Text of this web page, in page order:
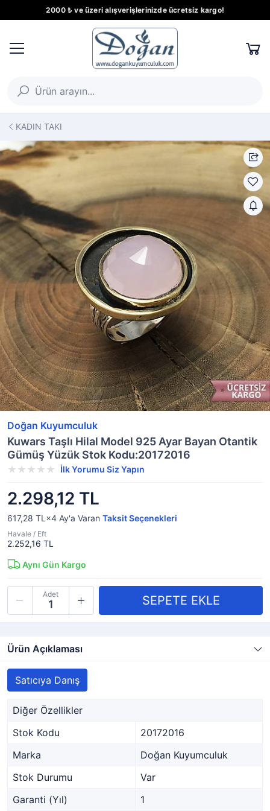
2000 ₺ ve üzeri alışverişlerinizde ücretsiz kargo!
KADIN TAKI
Doğan Kuyumculuk
Kuwars Taşlı Hilal Model 925 Ayar Bayan Otantik
Gümüş Yüzük Stok Kodu:20172016
İlk Yorumu Siz Yapın
2.298,12 TL
617,28 TL×4 Ay'a Varan Taksit Seçenekleri
Havale / Eft
2.252,16 TL
Aynı Gün Kargo
Adet
Ürün Açıklaması
Satıcıya Danış
Diğer Özellikler
Stok Kodu
20172016
Marka
Doğan Kuyumculuk
Stok Durumu
Var
Garanti (Yıl)
1